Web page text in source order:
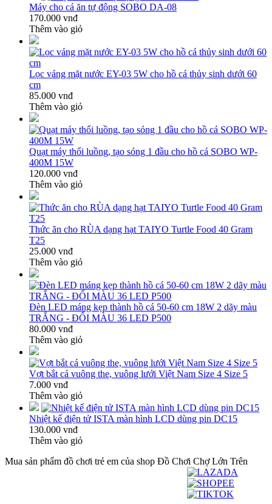
Máy cho cá ăn tự động SOBO DA-08
170.000 vnđ
Thêm vào giỏ
Lọc váng mặt nước EY-03 5W cho hồ cá thủy sinh dưới 60
cm
85.000 vnđ
Thêm vào giỏ
Quạt máy thổi luồng, tạo sóng 1 đầu cho hồ cá SOBO WP-
400M 15W
120.000 vnđ
Thêm vào giỏ
Thức ăn cho RÙA dạng hạt TAIYO Turtle Food 40 Gram
T25
25.000 vnđ
Thêm vào giỏ
Đèn LED máng kẹp thành hồ cá 50-60 cm 18W 2 dãy màu
TRẮNG - ĐỔI MÀU 36 LED P500
80.000 vnđ
Thêm vào giỏ
Vợt bắt cá vuông the, vuông lưới Việt Nam Size 4 Size 5
7.000 vnđ
Thêm vào giỏ
Nhiệt kế điện tử ISTA màn hình LCD dùng pin DC15
130.000 vnđ
Thêm vào giỏ
Mua sản phẩm đồ chơi trẻ em của shop Đồ Chơi Chợ Lớn Trên